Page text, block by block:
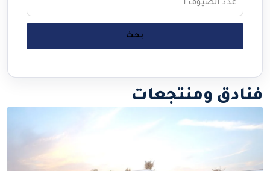
عدد الضيوف 1
بحث
فنادق ومنتجعات